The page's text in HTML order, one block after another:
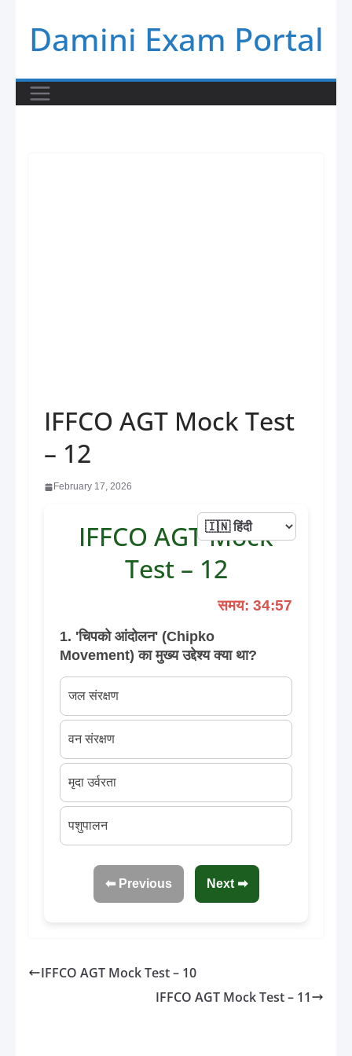
content
Damini Exam Portal
IFFCO AGT Mock Test
– 12
February 17, 2026
IFFCO AGT Mock
Test – 12
समय: 34:57
1. 'चिपको आंदोलन' (Chipko
Movement) का मुख्य उद्देश्य क्या था?
जल संरक्षण
वन संरक्षण
मृदा उर्वरता
पशुपालन
⬅ Previous Next ➡
IFFCO AGT Mock Test – 10
IFFCO AGT Mock Test – 11